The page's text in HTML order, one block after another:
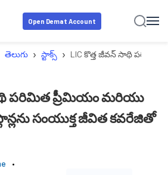
Open Demat Account
తెలుగు › స్టాక్స్ › LIC కొత్త జీవన్ సాథి పరిమిత
పరిమిత ప్రీమియం మరియు
సంయుక్త జీవిత కవరేజితో